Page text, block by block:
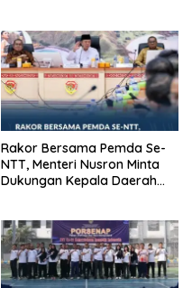
PENJUALAN EMAS
Rakor Bersama Pemda Se-
NTT, Menteri Nusron Minta
Dukungan Kepala Daerah